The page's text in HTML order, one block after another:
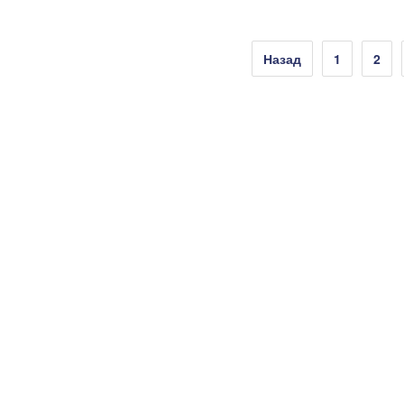
Назад 1 2